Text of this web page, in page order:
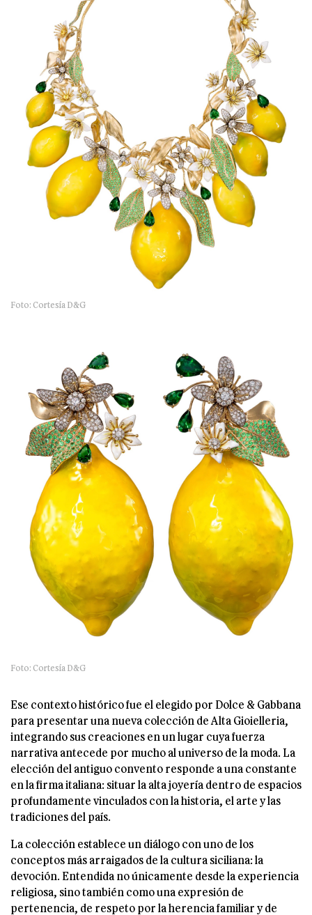
Foto: Cortesía D&G
Foto: Cortesía D&G
Ese contexto histórico fue el elegido por Dolce & Gabbana
para presentar una nueva colección de Alta Gioielleria,
integrando sus creaciones en un lugar cuya fuerza
narrativa antecede por mucho al universo de la moda. La
elección del antiguo convento responde a una constante
en la firma italiana: situar la alta joyería dentro de espacios
profundamente vinculados con la historia, el arte y las
tradiciones del país.
La colección establece un diálogo con uno de los
conceptos más arraigados de la cultura siciliana: la
devoción. Entendida no únicamente desde la experiencia
religiosa, sino también como una expresión de
pertenencia, de respeto por la herencia familiar y de